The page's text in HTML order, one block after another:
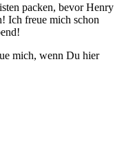
packen, bevor Henry
Ich freue mich schon
mich, wenn Du hier